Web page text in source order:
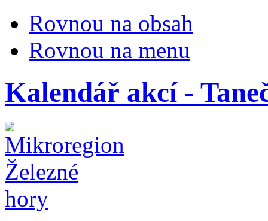
Rovnou na obsah
Rovnou na menu
Kalendář akcí -